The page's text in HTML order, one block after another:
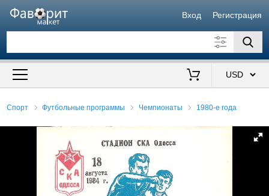
Вход Регистрация
Искать также в описании
Спорт Футбольные программы Чемпионаты 1980-е года